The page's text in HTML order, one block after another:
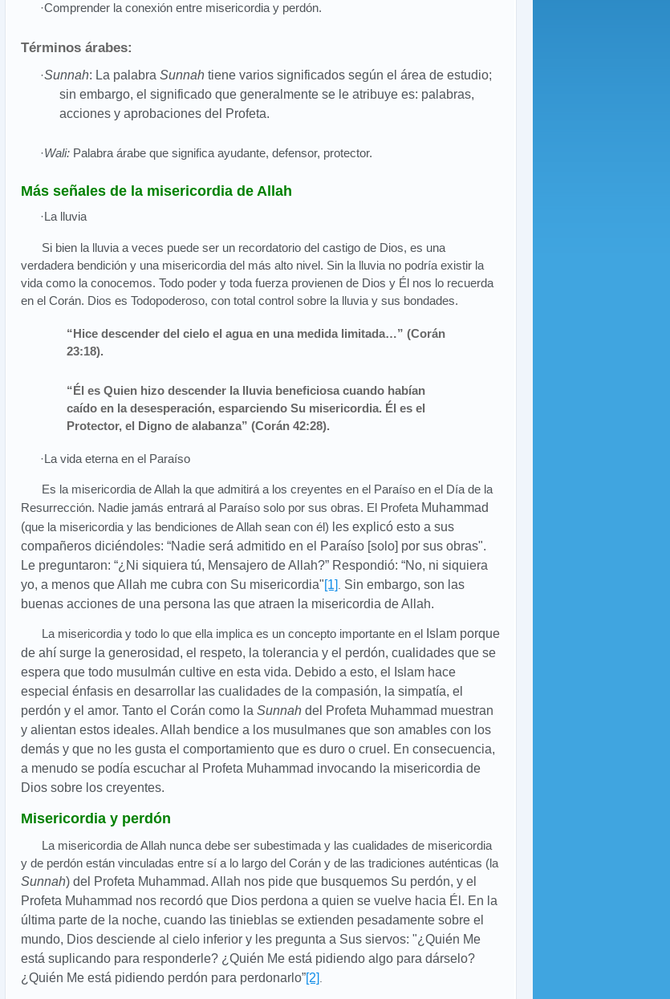
(48)
·Comprender la conexión entre misericordia y perdón.
Términos árabes:
·Sunnah: La palabra Sunnah tiene varios significados según el área de estudio;
sin embargo, el significado que generalmente se le atribuye es: palabras,
acciones y aprobaciones del Profeta.
·Wali: Palabra árabe que significa ayudante, defensor, protector.
Más señales de la misericordia de Allah
·La lluvia
Si bien la lluvia a veces puede ser un recordatorio del castigo de Dios, es una
verdadera bendición y una misericordia del más alto nivel. Sin la lluvia no podría existir la
vida como la conocemos. Todo poder y toda fuerza provienen de Dios y Él nos lo recuerda
en el Corán. Dios es Todopoderoso, con total control sobre la lluvia y sus bondades.
“Hice descender del cielo el agua en una medida limitada…” (Corán
23:18).
“Él es Quien hizo descender la lluvia beneficiosa cuando habían
caído en la desesperación, esparciendo Su misericordia. Él es el
Protector, el Digno de alabanza” (Corán 42:28).
·La vida eterna en el Paraíso
Es la misericordia de Allah la que admitirá a los creyentes en el Paraíso en el Día de la
Resurrección. Nadie jamás entrará al Paraíso solo por sus obras. El Profeta Muhammad
(que la misericordia y las bendiciones de Allah sean con él) les explicó esto a sus
compañeros diciéndoles: “Nadie será admitido en el Paraíso [solo] por sus obras".
Le preguntaron: “¿Ni siquiera tú, Mensajero de Allah?” Respondió: “No, ni siquiera
yo, a menos que Allah me cubra con Su misericordia"[1]. Sin embargo, son las
buenas acciones de una persona las que atraen la misericordia de Allah.
La misericordia y todo lo que ella implica es un concepto importante en el Islam porque
de ahí surge la generosidad, el respeto, la tolerancia y el perdón, cualidades que se
espera que todo musulmán cultive en esta vida. Debido a esto, el
Islam hace
especial énfasis en desarrollar las cualidades de la compasión, la simpatía, el
perdón y el amor. Tanto el Corán como la Sunnah del Profeta Muhammad muestran
y alientan estos ideales. Allah bendice a los musulmanes que son amables con los
demás y que no les gusta el comportamiento que es duro o cruel. En consecuencia,
a menudo se podía escuchar al Profeta Muhammad invocando la misericordia de
Dios sobre los creyentes.
Misericordia y perdón
La misericordia de Allah nunca debe ser subestimada y las cualidades de misericordia
y de perdón están vinculadas entre sí a lo largo del Corán y de las tradiciones auténticas (la
Sunnah) del Profeta Muhammad. Allah nos pide que busquemos Su perdón, y el
Profeta Muhammad nos recordó que Dios perdona a quien se vuelve hacia Él. En la
última parte de la noche, cuando las tinieblas se extienden pesadamente sobre el
mundo, Dios desciende al cielo inferior y les pregunta a Sus siervos: "¿Quién Me
está suplicando para responderle? ¿Quién Me está pidiendo algo para dárselo?
¿Quién Me está pidiendo perdón para perdonarlo”[2]